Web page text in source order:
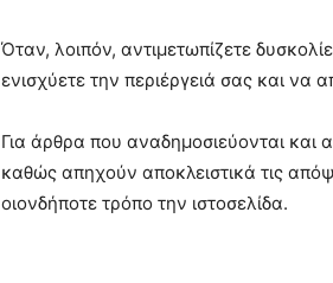
Όταν, λοιπόν, αντιμετωπίζετε
ενισχύετε την περιέργειά σας και να
Για άρθρα που αναδημοσιεύονται
καθώς απηχούν αποκλειστικά τις
οιονδήποτε τρόπο την ιστοσελίδα.